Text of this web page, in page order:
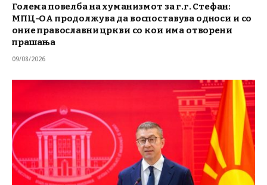
Голема повелба на хуманизмот за г.г. Стефан:
МПЦ-ОА продолжува да воспоставува односи и со
оние православни цркви со кои има отворени
прашања
09/08/2026